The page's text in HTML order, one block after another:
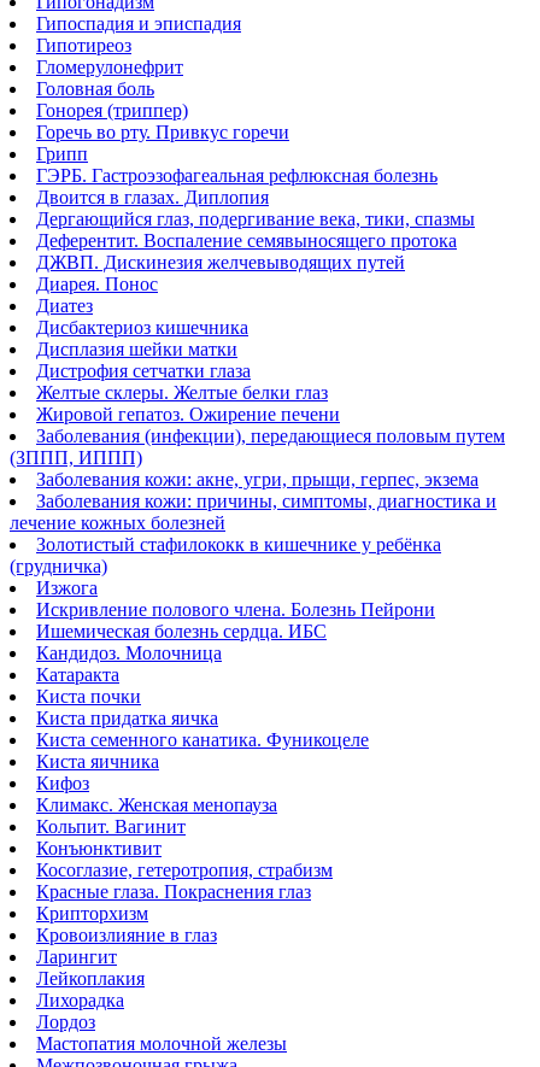
Гипоспадия и эписпадия
Гипотиреоз
Гломерулонефрит
Головная боль
Гонорея (триппер)
Горечь во рту. Привкус горечи
Грипп
ГЭРБ. Гастроэзофагеальная рефлюксная болезнь
Двоится в глазах. Диплопия
Дергающийся глаз, подергивание века, тики, спазмы
Деферентит. Воспаление семявыносящего протока
ДЖВП. Дискинезия желчевыводящих путей
Диарея. Понос
Диатез
Дисбактериоз кишечника
Дисплазия шейки матки
Дистрофия сетчатки глаза
Желтые склеры. Желтые белки глаз
Жировой гепатоз. Ожирение печени
Заболевания (инфекции), передающиеся половым путем
(ЗППП, ИППП)
Заболевания кожи: акне, угри, прыщи, герпес, экзема
Заболевания кожи: причины, симптомы, диагностика и
лечение кожных болезней
Золотистый стафилококк в кишечнике у ребёнка
(грудничка)
Изжога
Искривление полового члена. Болезнь Пейрони
Ишемическая болезнь сердца. ИБС
Кандидоз. Молочница
Катаракта
Киста почки
Киста придатка яичка
Киста семенного канатика. Фуникоцеле
Киста яичника
Кифоз
Климакс. Женская менопауза
Кольпит. Вагинит
Конъюнктивит
Косоглазие, гетеротропия, страбизм
Красные глаза. Покраснения глаз
Крипторхизм
Кровоизлияние в глаз
Ларингит
Лейкоплакия
Лихорадка
Лордоз
Мастопатия молочной железы